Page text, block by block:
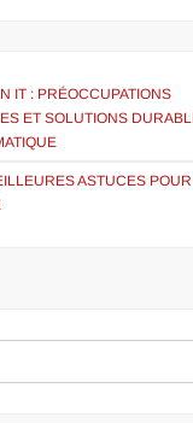
IT : PRÉOCCUPATIONS
ET SOLUTIONS
ASTUCES